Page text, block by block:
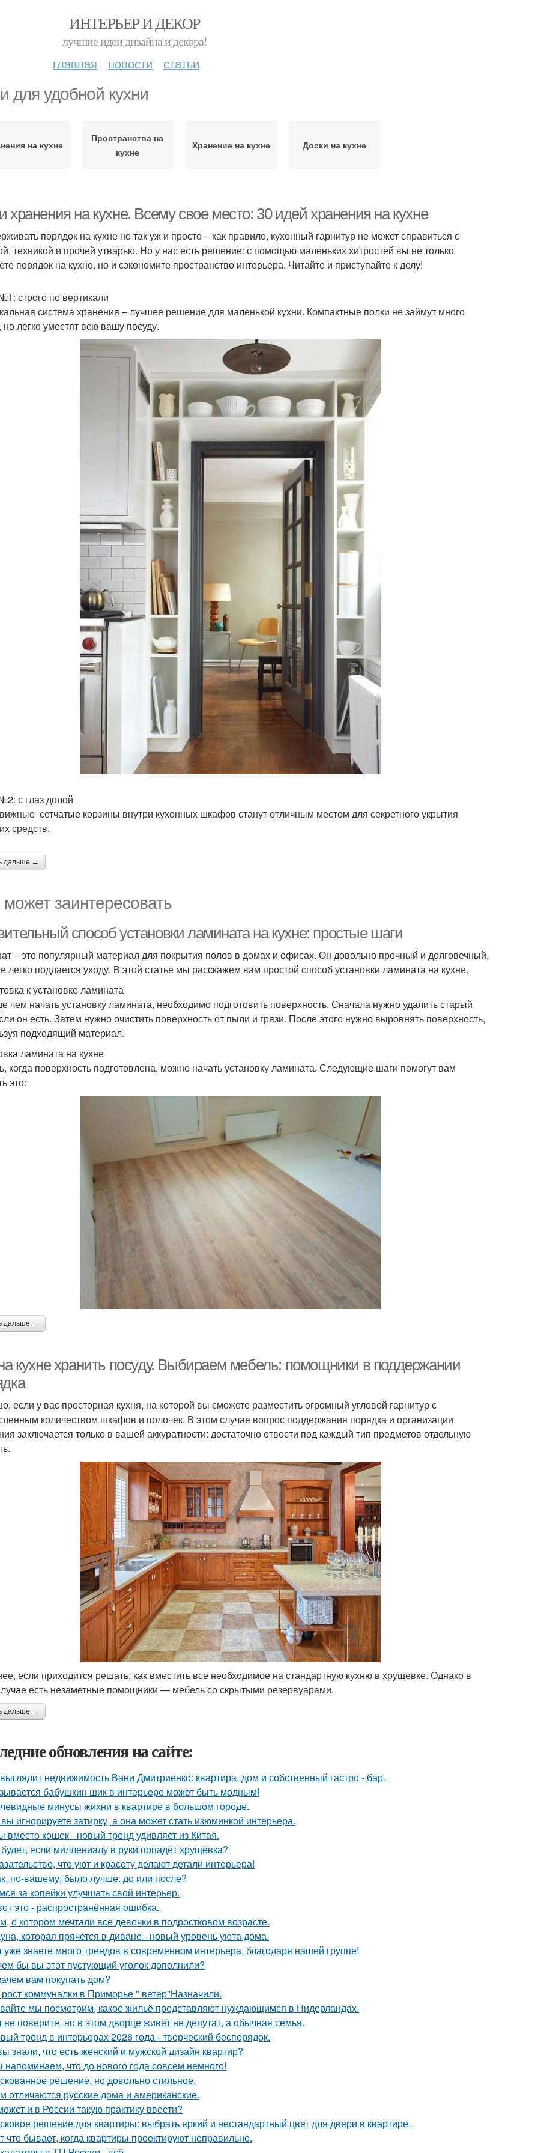
ИНТЕРЬЕР И ДЕКОР
лучшие идеи дизайна и декора!
главная новости статьи
для удобной кухни
на кухне
Пространства на
кухне
Хранение на кухне Доски на кухне
хранения на кухне. Всему свое место: 30 идей хранения на кухне
порядок на кухне не так уж и просто – как правило, кухонный гарнитур не может справиться с
техникой и прочей утварью. Но у нас есть решение: с помощью маленьких хитростей вы не только
порядок на кухне, но и сэкономите пространство интерьера. Читайте и приступайте к делу!
строго по вертикали
система хранения – лучшее решение для маленькой кухни. Компактные полки не займут много
но легко уместят всю вашу посуду.
с глаз долой
сетчатые корзины внутри кухонных шкафов станут отличным местом для секретного укрытия
средств.
дальше →
заинтересовать
способ установки ламината на кухне: простые шаги
– это популярный материал для покрытия полов в домах и офисах. Он довольно прочный и долговечный,
легко поддается уходу. В этой статье мы расскажем вам простой способ установки ламината на кухне.
к установке ламината
чем начать установку ламината, необходимо подготовить поверхность. Сначала нужно удалить старый
он есть. Затем нужно очистить поверхность от пыли и грязи. После этого нужно выровнять поверхность,
подходящий материал.
ламината на кухне
когда поверхность подготовлена, можно начать установку ламината. Следующие шаги помогут вам
это:
дальше →
кухне хранить посуду. Выбираем мебель: помощники в поддержании
если у вас просторная кухня, на которой вы сможете разместить огромный угловой гарнитур с
количеством шкафов и полочек. В этом случае вопрос поддержания порядка и организации
заключается только в вашей аккуратности: достаточно отвести под каждый тип предметов отдельную
если приходится решать, как вместить все необходимое на стандартную кухню в хрущевке. Однако в
есть незаметные помощники — мебель со скрытыми резервуарами.
дальше →
обновления на сайте:
недвижимость Вани Дмитриенко: квартира, дом и собственный гастро - бар.
бабушкин шик в интерьере может быть модным!
минусы жихни в квартире в большом городе.
игнорируете затирку, а она может стать изюминкой интерьера.
вместо кошек - новый тренд удивляет из Китая.
если миллениалу в руки попадёт хрущёвка?
что уют и красоту делают детали интерьера!
по-вашему, было лучше: до или после?
за копейки улучшать свой интерьер.
это - распространённая ошибка.
о котором мечтали все девочки в подростковом возрасте.
которая прячется в диване - новый уровень уюта дома.
знаете много трендов в современном интерьера, благодаря нашей группе!
бы вы этот пустующий уголок дополнили?
вам покупать дом?
коммуналки в Приморье " ветер"Назначили.
мы посмотрим, какое жильё представляют нуждающимся в Нидерландах.
поверите, но в этом дворце живёт не депутат, а обычная семья.
тренд в интерьерах 2026 года - творческий беспорядок.
знали, что есть женский и мужской дизайн квартир?
что до нового года совсем немного!
решение, но довольно стильное.
отличаются русские дома и американские.
и в России такую практику ввести?
решение для квартиры: выбрать яркий и нестандартный цвет для двери в квартире.
что бывает, когда квартиры проектируют неправильно.